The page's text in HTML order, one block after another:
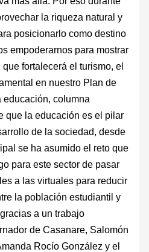
la riqueza natural y
posicionarlo como destino
empoderarnos para mostrar
fortalecerá el turismo, el
en nuestro Plan de
educación, columna
que la educación es el pilar
de la sociedad, desde
se ha asumido el reto que
para este sector de pasar
a las virtuales para reducir
la población estudiantil y
a un trabajo
de Casanare, Salomón
Rocío González y el